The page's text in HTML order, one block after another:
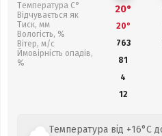
Температура С°
Відчувається як
Тиск, мм
Вологість, %
Вітер, м/с
Ймовірність опадів,
%
20°
20°
763
81
4
12
Температура від +16°C